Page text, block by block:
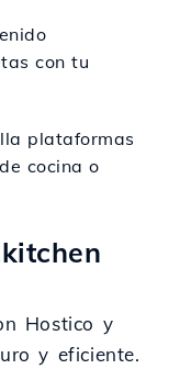
con tu
plataformas
cocina o
Hostico y
y eficiente.